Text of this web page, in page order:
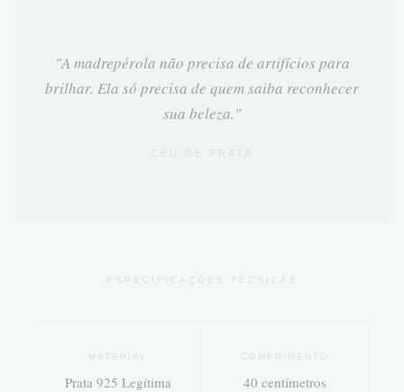
"A madrepérola não precisa de artifícios para
brilhar. Ela só precisa de quem saiba reconhecer
sua beleza."
ESPECIFICAÇÕES TÉCNICAS
MATERIAL
Prata 925 Legítima
COMPRIMENTO
40 centímetros